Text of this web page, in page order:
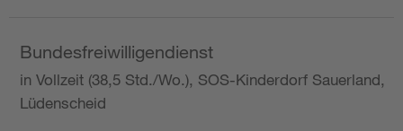
Bundesfreiwilligendienst
in Vollzeit (38,5 Std./Wo.), SOS-Kinderdorf Sauerland,
Lüdenscheid